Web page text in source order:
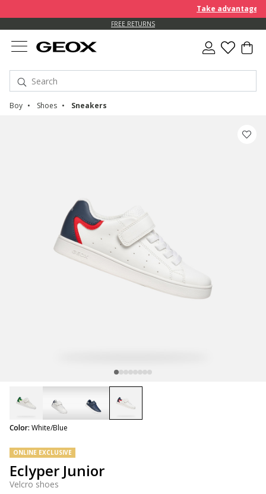
Take advantage
FREE RETURNS
Boy Shoes Sneakers
ONLINE EXCLUSIVE
Eclyper Junior
Velcro shoes
Color: White/Blue